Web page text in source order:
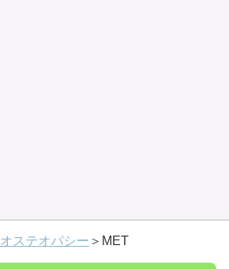
オステオパシー ＞MET